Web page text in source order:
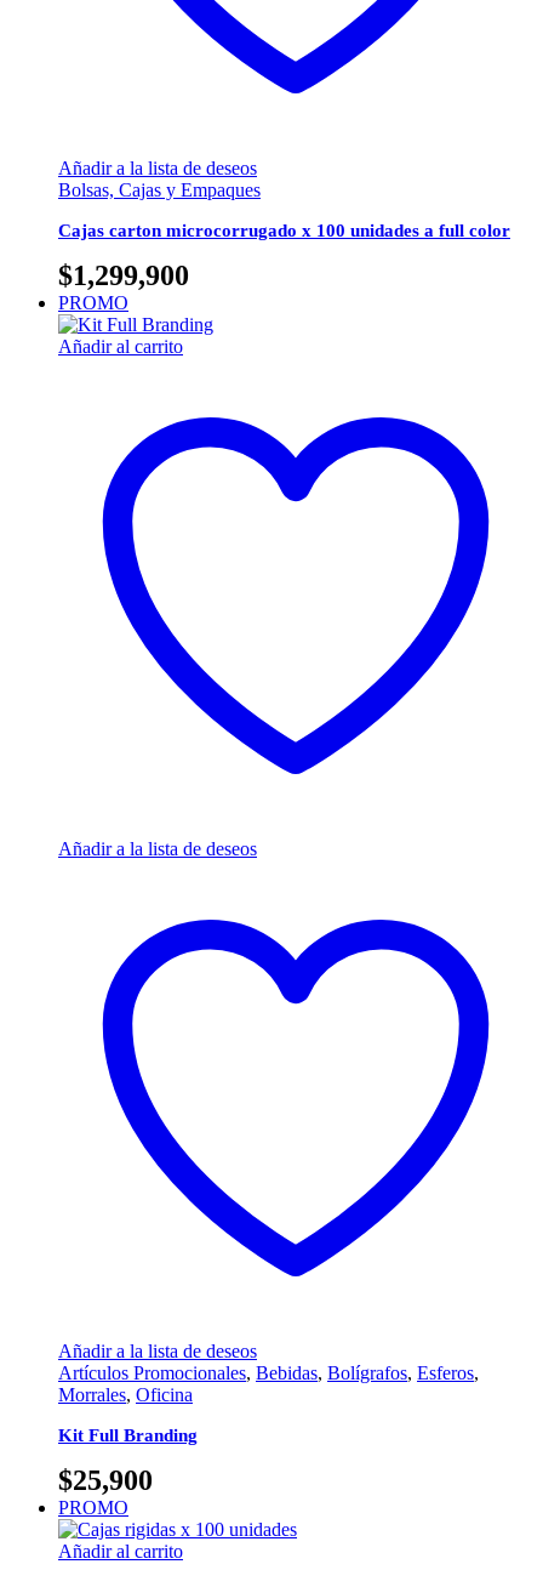
Añadir a la lista de deseos
Bolsas, Cajas y Empaques
Cajas carton microcorrugado x 100 unidades a full color
$1,299,900
PROMO
Añadir al carrito
Añadir a la lista de deseos
Añadir a la lista de deseos
Artículos Promocionales, Bebidas, Bolígrafos, Esferos,
Morrales, Oficina
Kit Full Branding
$25,900
PROMO
Añadir al carrito